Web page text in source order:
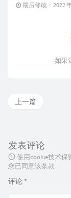
最后修改：2022
如果
上一篇
发表评论
使用cookie技术
您已同意该条款
评论 *